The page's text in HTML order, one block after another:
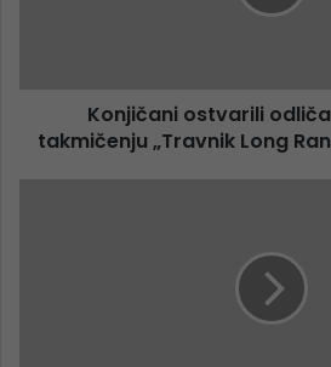
Konjičani ostvarili
takmičenju „Travnik Long